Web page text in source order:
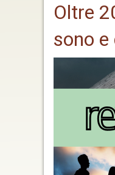
Oltre
sono